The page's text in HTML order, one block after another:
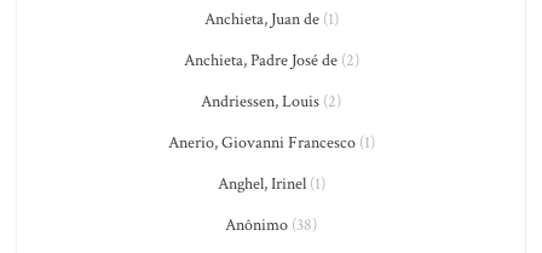
Anchieta, Juan de(1)
Anchieta, Padre José de(2)
Andriessen, Louis (2)
Anerio, Giovanni Francesco(1)
Anghel, Irinel(1)
Anônimo (38)